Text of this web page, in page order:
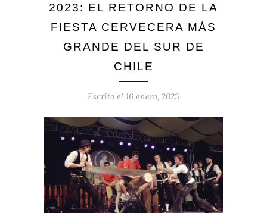
2023: EL RETORNO DE LA
FIESTA CERVECERA MÁS
GRANDE DEL SUR DE
CHILE
Escrito el 16 enero, 2023